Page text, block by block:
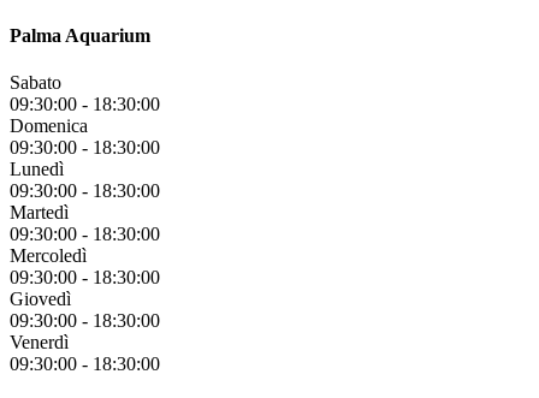
Palma Aquarium
Sabato
09:30:00 - 18:30:00
Domenica
09:30:00 - 18:30:00
Lunedì
09:30:00 - 18:30:00
Martedì
09:30:00 - 18:30:00
Mercoledì
09:30:00 - 18:30:00
Giovedì
09:30:00 - 18:30:00
Venerdì
09:30:00 - 18:30:00